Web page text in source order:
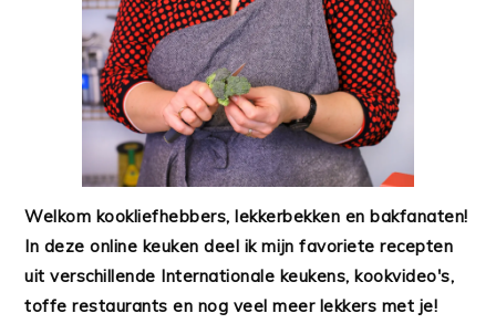
Welkom kookliefhebbers, lekkerbekken en bakfanaten!
In deze online keuken deel ik mijn favoriete recepten
uit verschillende Internationale keukens, kookvideo's,
toffe restaurants en nog veel meer lekkers met je!